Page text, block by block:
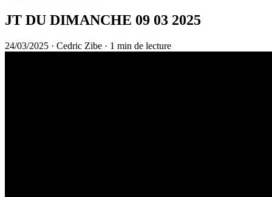
JT DU DIMANCHE 09 03 2025
24/03/2025 · Cedric Zibe · 1 min de lecture